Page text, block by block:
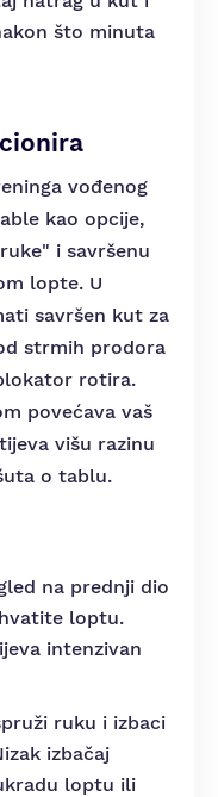
što minuta
vođenog
kao opcije,
i savršenu
lopte. U
savršen kut za
strmih prodora
rotira.
povećava vaš
višu razinu
o tablu.
na prednji dio
loptu.
intenzivan
ruku i izbaci
izbačaj
loptu ili